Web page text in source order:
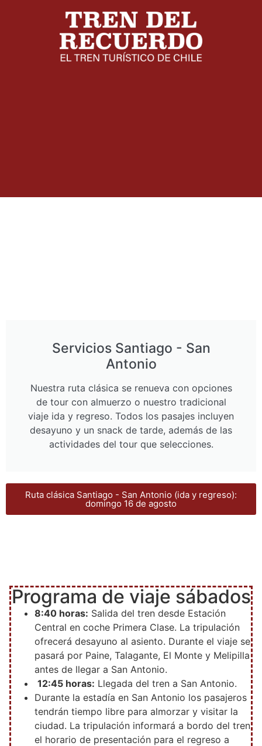
Servicios Santiago - San
Antonio
Nuestra ruta clásica se renueva con opciones
de tour con almuerzo o nuestro tradicional
viaje ida y regreso. Todos los pasajes incluyen
desayuno y un snack de tarde, además de las
actividades del tour que selecciones.
Ruta clásica Santiago - San Antonio (ida y regreso):
domingo 16 de agosto
Programa de viaje sábados
8:40 horas: Salida del tren desde Estación
Central en coche Primera Clase. La tripulación
ofrecerá desayuno al asiento. Durante el viaje se
pasará por Paine, Talagante, El Monte y Melipilla
antes de llegar a San Antonio.
12:45 horas: Llegada del tren a San Antonio.
Durante la estadía en San Antonio los pasajeros
tendrán tiempo libre para almorzar y visitar la
ciudad. La tripulación informará a bordo del tren
el horario de presentación para el regreso a